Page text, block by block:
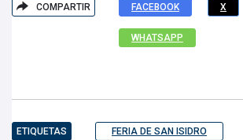
COMPARTIR FACEBOOK X
WHATSAPP
ETIQUETAS FERIA DE SAN ISIDRO